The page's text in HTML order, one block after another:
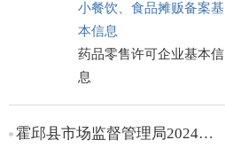
小餐饮、食品摊贩备案基
本信息
药品零售许可企业基本信
息
监督检查
行政处罚
霍邱县市场监督管理局2024年12月份小餐饮备案信息公示